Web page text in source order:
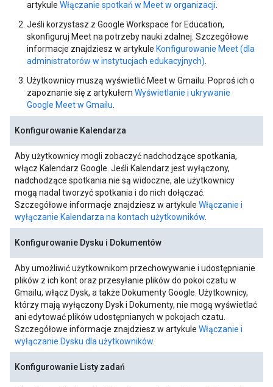
artykule Włączanie spotkań w Meet w organizacji
Jeśli korzystasz z Google Workspace for Education,
skonfiguruj Meet na potrzeby nauki zdalnej. Szczegółowe
informacje znajdziesz w artykule Konfigurowanie Meet (dla
administratorów w instytucjach edukacyjnych)
Użytkownicy muszą wyświetlić Meet w Gmailu. Poproś ich o
zapoznanie się z artykułem Wyświetlanie i ukrywanie
Google Meet w Gmailu
Konfigurowanie Kalendarza
Aby użytkownicy mogli zobaczyć nadchodzące spotkania,
włącz Kalendarz Google. Jeśli Kalendarz jest wyłączony,
nadchodzące spotkania nie są widoczne, ale użytkownicy
mogą nadal tworzyć spotkania i do nich dołączać.
Szczegółowe informacje znajdziesz w artykule Włączanie i
wyłączanie Kalendarza na kontach użytkowników
Konfigurowanie Dysku i Dokumentów
Aby umożliwić użytkownikom przechowywanie i udostępnianie
plików z ich kont oraz przesyłanie plików do pokoi czatu w
Gmailu, włącz Dysk, a także Dokumenty Google. Użytkownicy,
którzy mają wyłączony Dysk i Dokumenty, nie mogą wyświetlać
ani edytować plików udostępnianych w pokojach czatu.
Szczegółowe informacje znajdziesz w artykule Włączanie i
wyłączanie Dysku dla użytkowników
Konfigurowanie Listy zadań